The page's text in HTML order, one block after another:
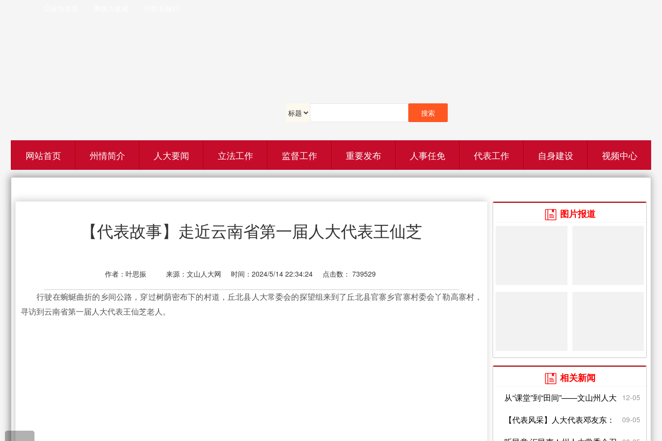
网站首页 州情简介 人大要闻 立法工作 监督工作 重要发布 人事任免 代表工作 自身建设 视频中心
【代表故事】走近云南省第一届人大代表王仙芝
作者：叶思振 来源：文山人大网 时间：2024/5/14 22:34:24 点击数： 739529
行驶在蜿蜒曲折的乡间公路，穿过树荫密布下的村道，丘北县人大常委会的探望组来到了丘北县官寨乡官寨村委会丫勒高寨村，
寻访到云南省第一届人大代表王仙芝老人。
 图片报道
 相关新闻
从“课堂”到“田间”——文山州人大
代表履职服务平台...
12-05
【代表风采】人大代表邓友东：
09-05